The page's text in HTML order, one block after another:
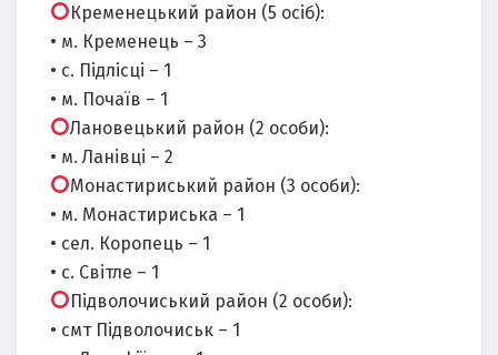
Кременецький район (5 осіб):
• м. Кременець – 3
• с. Підлісці – 1
• м. Почаїв – 1
Лановецький район (2 особи):
• м. Ланівці – 2
Монастириський район (3 особи):
• м. Монастириська – 1
• сел. Коропець – 1
• с. Світле – 1
Підволочиський район (2 особи):
• смт Підволочиськ – 1